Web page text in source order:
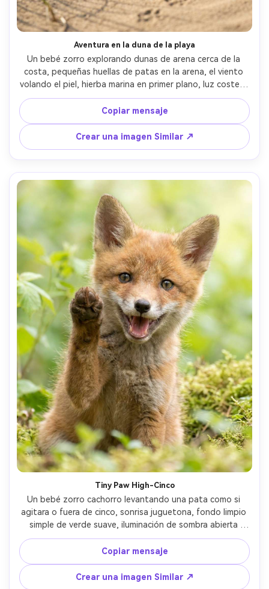
Aventura en la duna de la playa
Un bebé zorro explorando dunas de arena cerca de la
costa, pequeñas huellas de patas en la arena, el viento
volando el piel, hierba marina en primer plano, luz costera
brillante pero suave, disparado en Canon R5 con 50 mm,
ángulo bajo, enfoque nítido en los ojos, clasificación de
color natural, foto fotorealista de estilo de vida de la
vida silvestre- -ar 4:5
Copiar mensaje
Crear una imagen Similar ↗
Tiny Paw High-Cinco
Un bebé zorro cachorro levantando una pata como si
agitara o fuera de cinco, sonrisa juguetona, fondo limpio
simple de verde suave, iluminación de sombra abierta
brillante, disparado en Sony A7IV con 85mm f/1.4, primer
plano, ojos agudos, bokeh suave, textura de piel ultra-
realista, adorable estilo de retrato viral- -ar 4:5
Copiar mensaje
Crear una imagen Similar ↗